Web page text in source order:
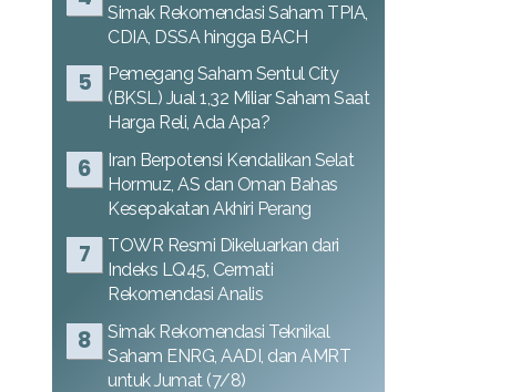
Simak Rekomendasi Saham TPIA,
CDIA, DSSA hingga BACH
Pemegang Saham Sentul City
(BKSL) Jual 1,32 Miliar Saham Saat
Harga Reli, Ada Apa?
Iran Berpotensi Kendalikan Selat
Hormuz, AS dan Oman Bahas
Kesepakatan Akhiri Perang
TOWR Resmi Dikeluarkan dari
Indeks LQ45, Cermati
Rekomendasi Analis
Simak Rekomendasi Teknikal
Saham ENRG, AADI, dan AMRT
untuk Jumat (7/8)